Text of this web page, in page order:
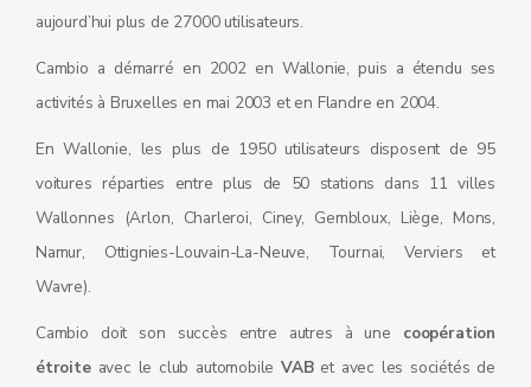
aujourd’hui plus de 27000 utilisateurs.
Cambio a démarré en 2002 en Wallonie, puis a étendu ses
activités à Bruxelles en mai 2003 et en Flandre en 2004.
En Wallonie, les plus de 1950 utilisateurs disposent de 95
voitures réparties entre plus de 50 stations dans 11 villes
Wallonnes (Arlon, Charleroi, Ciney, Gembloux, Liège, Mons,
Namur, Ottignies-Louvain-La-Neuve, Tournai, Verviers et
Wavre).
Cambio doit son succès entre autres à une coopération
étroiteavec le club automobileVABet avec les sociétés de